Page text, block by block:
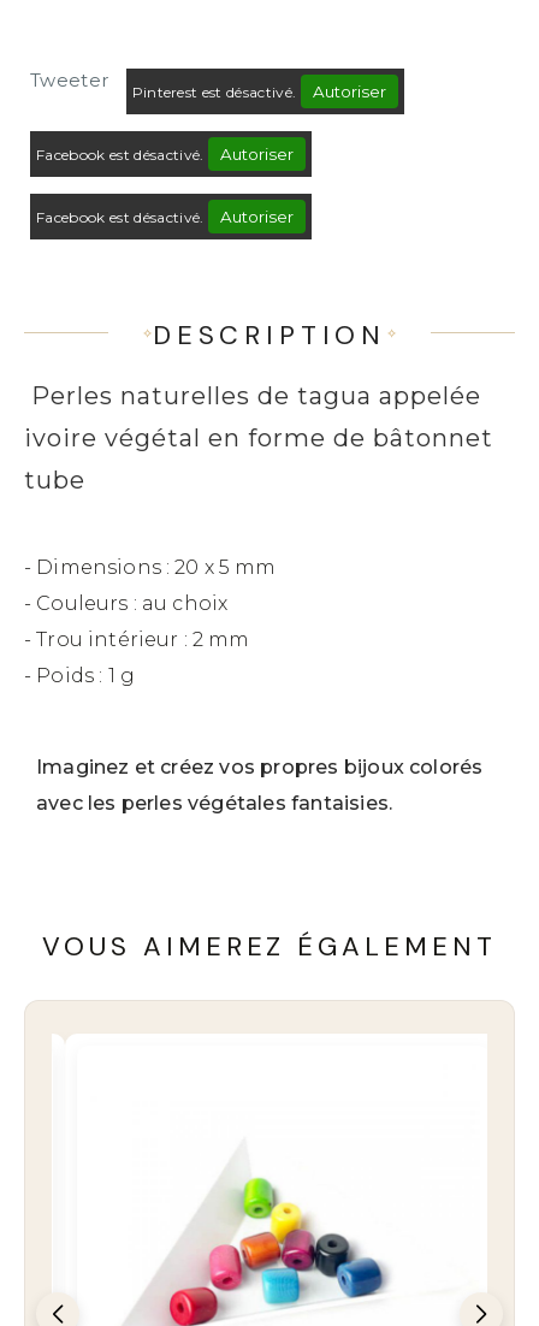
Tweeter
Pinterest est désactivé. Autoriser
Facebook est désactivé. Autoriser
Facebook est désactivé. Autoriser
DESCRIPTION
Perles naturelles de tagua appelée
ivoire végétal en forme de bâtonnet
tube
- Dimensions : 20 x 5 mm
- Couleurs : au choix
- Trou intérieur : 2 mm
- Poids : 1 g
Imaginez et créez vos propres bijoux colorés
avec les perles végétales fantaisies.
VOUS AIMEREZ ÉGALEMENT